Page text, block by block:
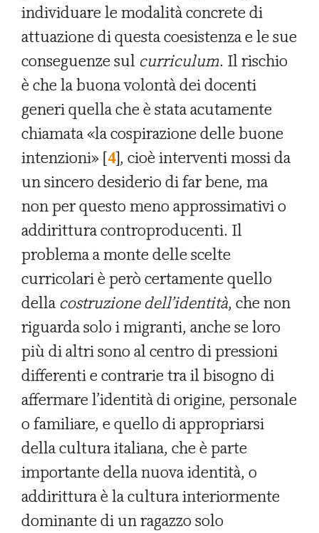
individuare le modalità concrete di
attuazione di questa coesistenza e le sue
conseguenze sul curriculum. Il rischio
è che la buona volontà dei docenti
generi quella che è stata acutamente
chiamata «la cospirazione delle buone
intenzioni» [4], cioè interventi mossi da
un sincero desiderio di far bene, ma
non per questo meno approssimativi o
addirittura controproducenti. Il
problema a monte delle scelte
curricolari è però certamente quello
della costruzione dell’identità, che non
riguarda solo i migranti, anche se loro
più di altri sono al centro di pressioni
differenti e contrarie tra il bisogno di
affermare l’identità di origine, personale
o familiare, e quello di appropriarsi
della cultura italiana, che è parte
importante della nuova identità, o
addirittura è la cultura interiormente
dominante di un ragazzo solo